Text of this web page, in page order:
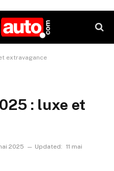
extravagance
: luxe et
2025 Updated: 11 mai